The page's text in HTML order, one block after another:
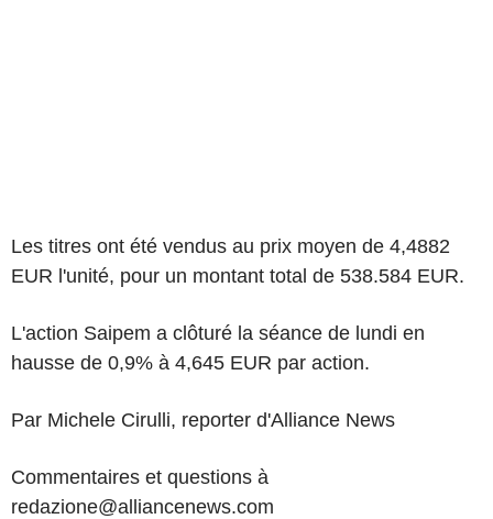
Les titres ont été vendus au prix moyen de 4,4882
EUR l'unité, pour un montant total de 538.584 EUR.
L'action Saipem a clôturé la séance de lundi en
hausse de 0,9% à 4,645 EUR par action.
Par Michele Cirulli, reporter d'Alliance News
Commentaires et questions à
redazione@alliancenews.com